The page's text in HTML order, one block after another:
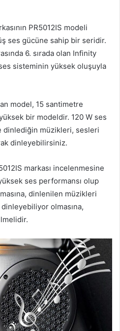
PR5012IS modeli
ses gücüne sahip bir seridir.
6. sırada olan Infinity
sisteminin yüksek oluşuyla
model, 15 santimetre
bir modeldir. 120 W ses
dinlediğin müzikleri, sesleri
dinleyebilirsiniz.
markası incelenmesine
ses performansı olup
dinlenilen müzikleri
olmasına,